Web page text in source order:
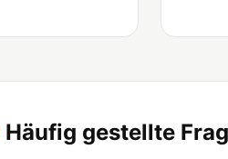
Häufig gestellte